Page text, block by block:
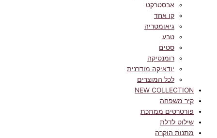
אבסטרקט
קו אחד
גיאומטריה
טבע
סטים
רומנטיקה
יודאיקה מודרנית
לכל המוצרים
NEW COLLECTION
קיר משפחה
פורטרטים ממתכת
שילוט לדלת
מתנות הוקרה